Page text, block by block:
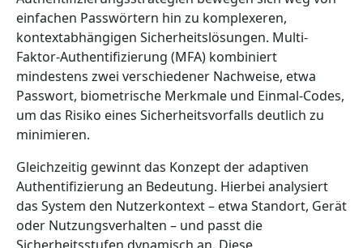
einfachen Passwörtern hin zu komplexeren,
kontextabhängigen Sicherheitslösungen. Multi-
Faktor-Authentifizierung (MFA) kombiniert
mindestens zwei verschiedener Nachweise, etwa
Passwort, biometrische Merkmale und Einmal-Codes,
um das Risiko eines Sicherheitsvorfalls deutlich zu
minimieren.
Gleichzeitig gewinnt das Konzept der adaptiven
Authentifizierung an Bedeutung. Hierbei analysiert
das System den Nutzerkontext – etwa Standort, Gerät
oder Nutzungsverhalten – und passt die